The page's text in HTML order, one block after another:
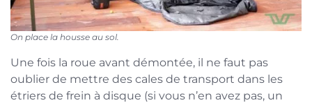
On place la housse au sol.
Une fois la roue avant démontée, il ne faut pas
oublier de mettre des cales de transport dans les
étriers de frein à disque (si vous n’en avez pas, un